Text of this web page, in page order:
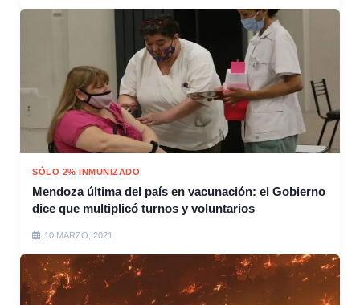
SÓLO 2% INMUNIZADO
Mendoza última del país en vacunación: el Gobierno
dice que multiplicó turnos y voluntarios
10 MARZO, 2021